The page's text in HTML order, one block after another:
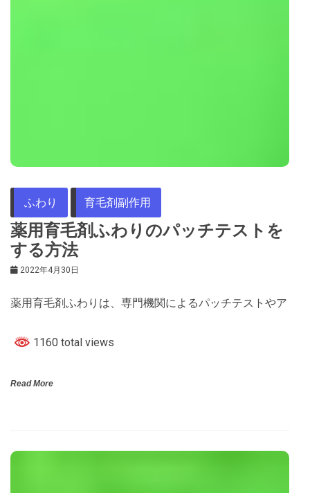
ふわり 育毛剤副作用
薬用育毛剤ふわりのパッチテストを
する方法
2022年4月30日
薬用育毛剤ふわりは、専門機関によるパッチテストやア
1160 total views
Read More